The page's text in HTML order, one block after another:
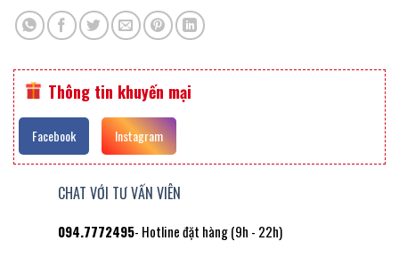
Thông tin khuyến mại
Facebook Instagram
CHAT VỚI TƯ VẤN VIÊN
094.7772495- Hotline đặt hàng (9h - 22h)